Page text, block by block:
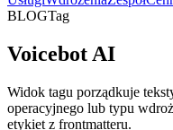
BLOGTag
Voicebot AI
Widok tagu porządkuje
operacyjnego lub typu
etykiet z frontmatteru.